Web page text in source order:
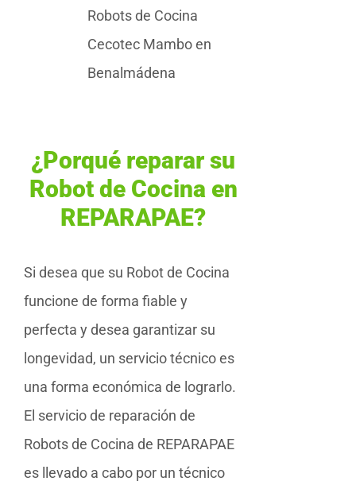
Robots de Cocina
Cecotec Mambo en
Benalmádena
¿Porqué reparar su
Robot de Cocina en
REPARAPAE?
Si desea que su Robot de Cocina
funcione de forma fiable y
perfecta y desea garantizar su
longevidad, un servicio técnico es
una forma económica de lograrlo.
El servicio de reparación de
Robots de Cocina de REPARAPAE
es llevado a cabo por un técnico